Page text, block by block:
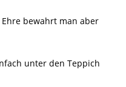
bewahrt man aber
unter den Teppich